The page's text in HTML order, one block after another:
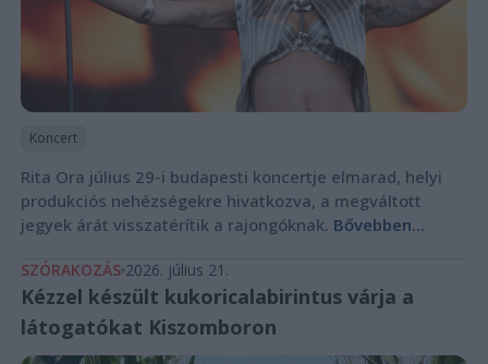
Koncert
Rita Ora július 29-i budapesti koncertje elmarad, helyi
produkciós nehézségekre hivatkozva, a megváltott
jegyek árát visszatérítik a rajongóknak. Bővebben...
SZÓRAKOZÁS 2026. július 21.
Kézzel készült kukoricalabirintus várja a
látogatókat Kiszomboron